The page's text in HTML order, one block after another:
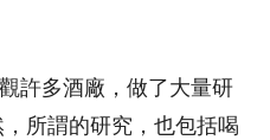
許多酒廠，做了大量研
所謂的研究，也包括喝